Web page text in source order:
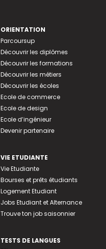
ORIENTATION
Parcoursup
Découvrir les diplômes
Découvrir les formations
Découvrir les métiers
Découvrir les écoles
Ecole de commerce
Ecole de design
Ecole d’ingénieur
Devenir partenaire
VIE ETUDIANTE
Vie Etudiante
Bourses et prêts étudiants
Logement Etudiant
Jobs Etudiant et Alternance
Trouve ton job saisonnier
TESTS DE LANGUES